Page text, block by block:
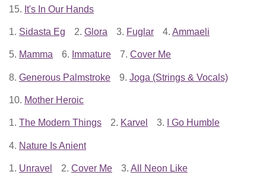
15. It's In Our Hands
1. Sidasta Eg 2. Glora 3. Fuglar 4. Ammaeli
5. Mamma 6. Immature 7. Cover Me
8. Generous Palmstroke 9. Joga (Strings & Vocals)
10. Mother Heroic
1. The Modern Things 2. Karvel 3. I Go Humble
4. Nature Is Anient
1. Unravel 2. Cover Me 3. All Neon Like